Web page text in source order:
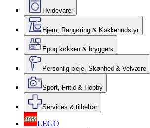
Hvidevarer
Hjem, Rengøring & Køkkenudstyr
Epoq køkken & bryggers
Personlig pleje, Skønhed & Velvære
Sport, Fritid & Hobby
Services & tilbehør
LEGO